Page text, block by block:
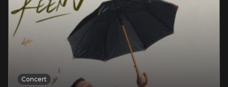
Concert